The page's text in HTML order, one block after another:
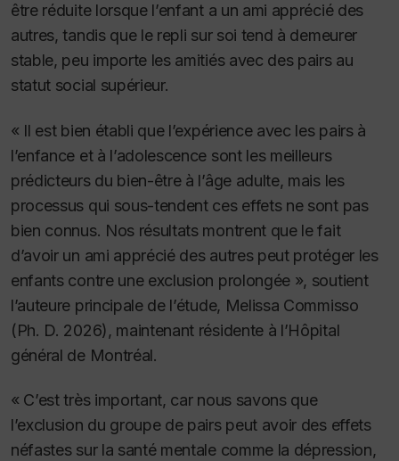
être réduite lorsque l’enfant a un ami apprécié des
autres, tandis que le repli sur soi tend à demeurer
stable, peu importe les amitiés avec des pairs au
statut social supérieur.
« Il est bien établi que l’expérience avec les pairs à
l’enfance et à l’adolescence sont les meilleurs
prédicteurs du bien-être à l’âge adulte, mais les
processus qui sous-tendent ces effets ne sont pas
bien connus. Nos résultats montrent que le fait
d’avoir un ami apprécié des autres peut protéger les
enfants contre une exclusion prolongée », soutient
l’auteure principale de l’étude, Melissa Commisso
(Ph. D. 2026), maintenant résidente à l’Hôpital
général de Montréal.
« C’est très important, car nous savons que
l’exclusion du groupe de pairs peut avoir des effets
néfastes sur la santé mentale comme la dépression,